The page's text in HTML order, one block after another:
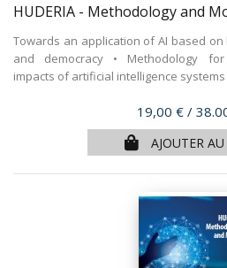
HUDERIA - Methodology and
Towards an application of AI based
and democracy • Methodology
impacts of artificial intelligence
Prix
19,00 € /
AJOUTER